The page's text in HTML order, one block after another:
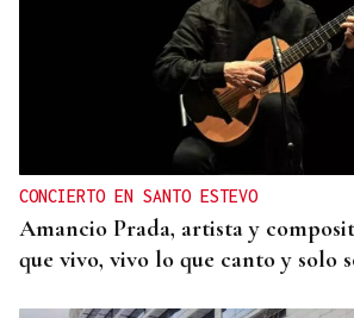
ORÁCULO DAS BURGAS
Horóscopo del día: jueves, 6 de
CONCIERTO EN SANTO ESTEVO
Amancio Prada, artista y
que vivo, vivo lo que canto y solo